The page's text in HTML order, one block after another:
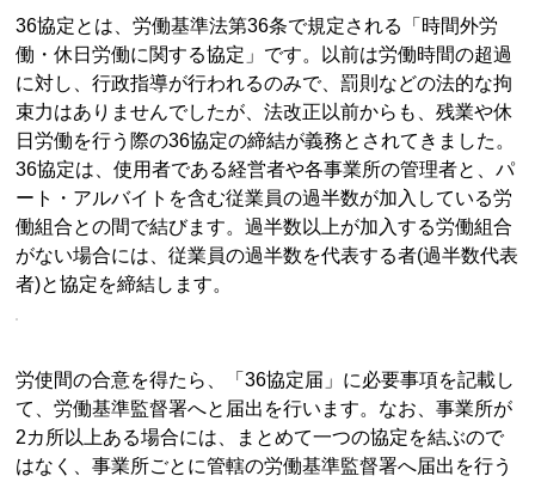
36協定とは、労働基準法第36条で規定される「時間外労
働・休日労働に関する協定」です。以前は労働時間の超過
に対し、行政指導が行われるのみで、罰則などの法的な拘
束力はありませんでしたが、法改正以前からも、残業や休
日労働を行う際の36協定の締結が義務とされてきました。
36協定は、使用者である経営者や各事業所の管理者と、パ
ート・アルバイトを含む従業員の過半数が加入している労
働組合との間で結びます。過半数以上が加入する労働組合
がない場合には、従業員の過半数を代表する者(過半数代表
者)と協定を締結します。
労使間の合意を得たら、「36協定届」に必要事項を記載し
て、労働基準監督署へと届出を行います。なお、事業所が
2カ所以上ある場合には、まとめて一つの協定を結ぶので
はなく、事業所ごとに管轄の労働基準監督署へ届出を行う